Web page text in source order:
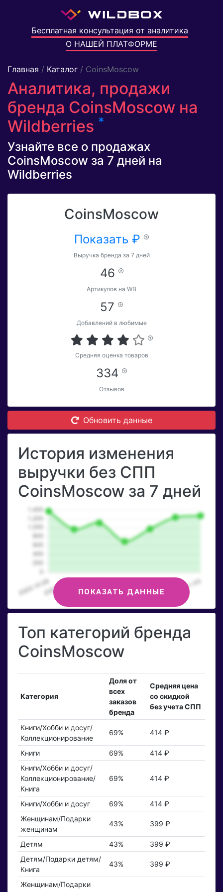
Бесплатная консультация от аналитика
О НАШЕЙ ПЛАТФОРМЕ
Главная / Каталог / CoinsMoscow
Аналитика, продажи
бренда CoinsMoscow на
Wildberries *
Узнайте все о продажах
CoinsMoscow за 7 дней на
Wildberries
CoinsMoscow
Показать ₽
Выручка бренда за 7 дней
46
Артикулов на WB
57
Добавлений в любимые
Средняя оценка товаров
334
Отзывов
Обновить данные
История изменения
выручки без СПП
CoinsMoscow за 7 дней
ПОКАЗАТЬ ДАННЫЕ
Топ категорий бренда
CoinsMoscow
Категория
Доля от
всех
заказов
бренда
Средняя цена
со скидкой
без учета СПП
Книги/Хобби и досуг/
Коллекционирование
69% 414 ₽
Книги 69%
414 ₽
Книги/Хобби и досуг/
Коллекционирование/
Книга
69% 414 ₽
Книги/Хобби и досуг 69%
414 ₽
Женщинам/Подарки
женщинам
43% 399 ₽
Детям 43%
399 ₽
Детям/Подарки детям/
Книга
43% 399 ₽
Женщинам/Подарки